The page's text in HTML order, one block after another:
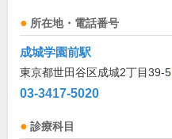
所在地・電話番号
成城学園前駅
東京都世田谷区成城2丁目39-5
03-3417-5020
診療科目